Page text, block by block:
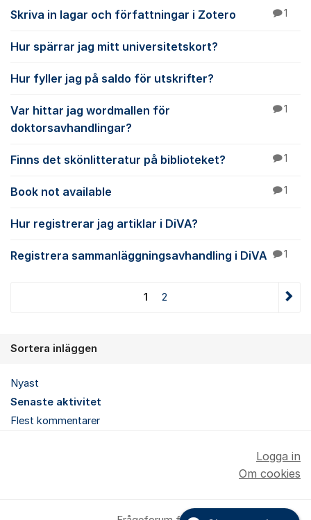
Skriva in lagar och författningar i Zotero 1
Hur spärrar jag mitt universitetskort?
Hur fyller jag på saldo för utskrifter?
Var hittar jag wordmallen för
doktorsavhandlingar?
1
Finns det skönlitteratur på biblioteket? 1
Book not available 1
Hur registrerar jag artiklar i DiVA?
Registrera sammanläggningsavhandling i DiVA 1
1 2
Sortera inläggen
Nyast
Senaste aktivitet
Flest kommentarer
Logga in
Om cookies